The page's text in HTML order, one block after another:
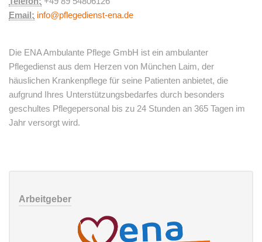
Email: info@pflegedienst-ena.de
Die ENA Ambulante Pflege GmbH ist ein ambulanter
Pflegedienst aus dem Herzen von München Laim, der
häuslichen Krankenpflege für seine Patienten anbietet, die
aufgrund Ihres Unterstützungsbedarfes durch besonders
geschultes Pflegepersonal bis zu 24 Stunden an 365 Tagen im
Jahr versorgt wird.
Arbeitgeber